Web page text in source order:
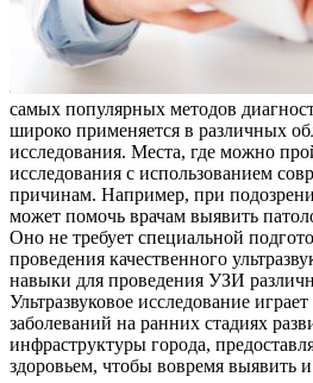
самых популярных методов
широко применяется в различных
исследования. Места, где можно
исследования с использованием
причинам. Например, при
может помочь врачам выявить
Оно не требует специальной
проведения качественного
навыки для проведения УЗИ
Ультразвуковое исследование
заболеваний на ранних стадиях
инфраструктуры города,
здоровьем, чтобы вовремя выявить